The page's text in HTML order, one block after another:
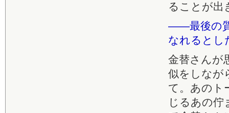
ることが出
――最後の
なれるとし
金替さんが
似をしなが
て。あのト
じるあの佇